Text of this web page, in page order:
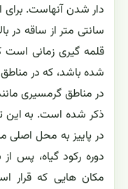
سانتی متر از ساقه در
قلمه گیری زمانی
شده باشد، که در مناطق
در مناطق گرمسیری
ذکر شده است. به این
در پاییز به محل
دوره رکود گیاه، پس
مکان هایی که قرار